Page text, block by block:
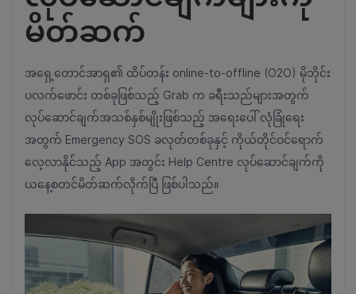
မိတ်ဆက်
အရှေ့တောင်အာရှ၏ ထိပ်တန်း online-to-offline (O2O) မိုဘိုင်း
ပလက်ဖောင်း တစ်ခုဖြစ်သည့် Grab က ခရီးသည်များအတွက်
လုပ်ဆောင်ချက်အသစ်နှစ်မျိုးဖြစ်သည့် အရေးပေါ် လုံခြုံရေး
အတွက် Emergency SOS ခလုတ်တစ်ခုနှင့် ကိုယ်တိုင်ဝင်ရောက်
လေ့လာနိုင်သည့် App အတွင်း Help Centre လုပ်ဆောင်ချက်ကို
ယနေ့စတင်မိတ်ဆက်လိုက်ပြီ ဖြစ်ပါသည်။